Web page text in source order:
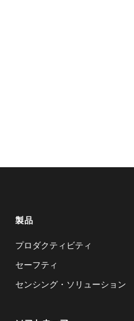
製品
プロダクティビティ
セーフティ
センシング・ソリューション